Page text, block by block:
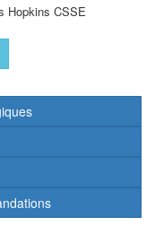
Hopkins CSSE